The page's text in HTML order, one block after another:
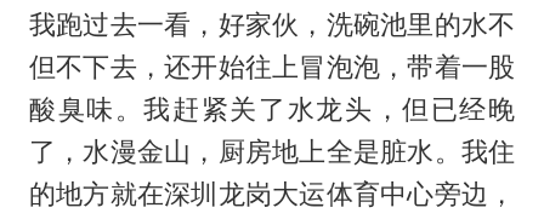
我跑过去一看，好家伙，洗碗池里的水不
但不下去，还开始往上冒泡泡，带着一股
酸臭味。我赶紧关了水龙头，但已经晚
了，水漫金山，厨房地上全是脏水。我住
的地方就在深圳龙岗大运体育中心旁边，